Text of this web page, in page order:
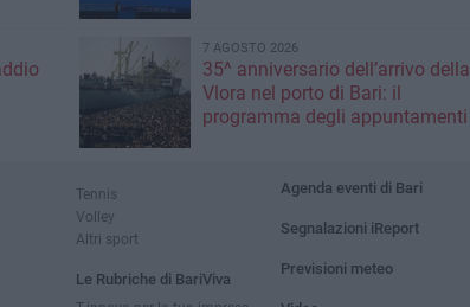
7 AGOSTO 2026
35^ anniversario dell’arrivo della
Vlora nel porto di Bari: il
programma degli appuntamenti
Tennis
Volley
Altri sport
Le Rubriche di BariViva
Agenda eventi di Bari
Segnalazioni iReport
Previsioni meteo